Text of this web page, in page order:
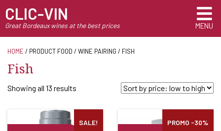
CLIC-VIN
Great Bordeaux wines at the best prices MENU
HOME / PRODUCT FOOD / WINE PAIRING / FISH
Fish
Showing all 13 results
price:
low
SALE! PROMO -30%